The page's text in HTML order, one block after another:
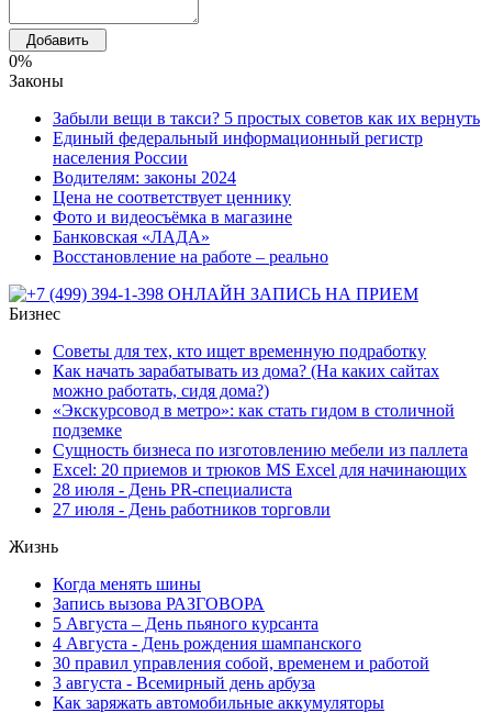
0%
Законы
Забыли вещи в такси? 5 простых советов как их вернуть
Единый федеральный информационный регистр
населения России
Водителям: законы 2024
Цена не соответствует ценнику
Фото и видеосъёмка в магазине
Банковская «ЛАДА»
Восстановление на работе – реально
Бизнес
Советы для тех, кто ищет временную подработку
Как начать зарабатывать из дома? (На каких сайтах
можно работать, сидя дома?)
«Экскурсовод в метро»: как стать гидом в столичной
подземке
Сущность бизнеса по изготовлению мебели из паллета
Excel: 20 приемов и трюков MS Excel для начинающих
28 июля - День PR-специалиста
27 июля - День работников торговли
Жизнь
Когда менять шины
Запись вызова РАЗГОВОРА
5 Августа – День пьяного курсанта
4 Августа - День рождения шампанского
30 правил управления собой, временем и работой
3 августа - Всемирный день арбуза
Как заряжать автомобильные аккумуляторы